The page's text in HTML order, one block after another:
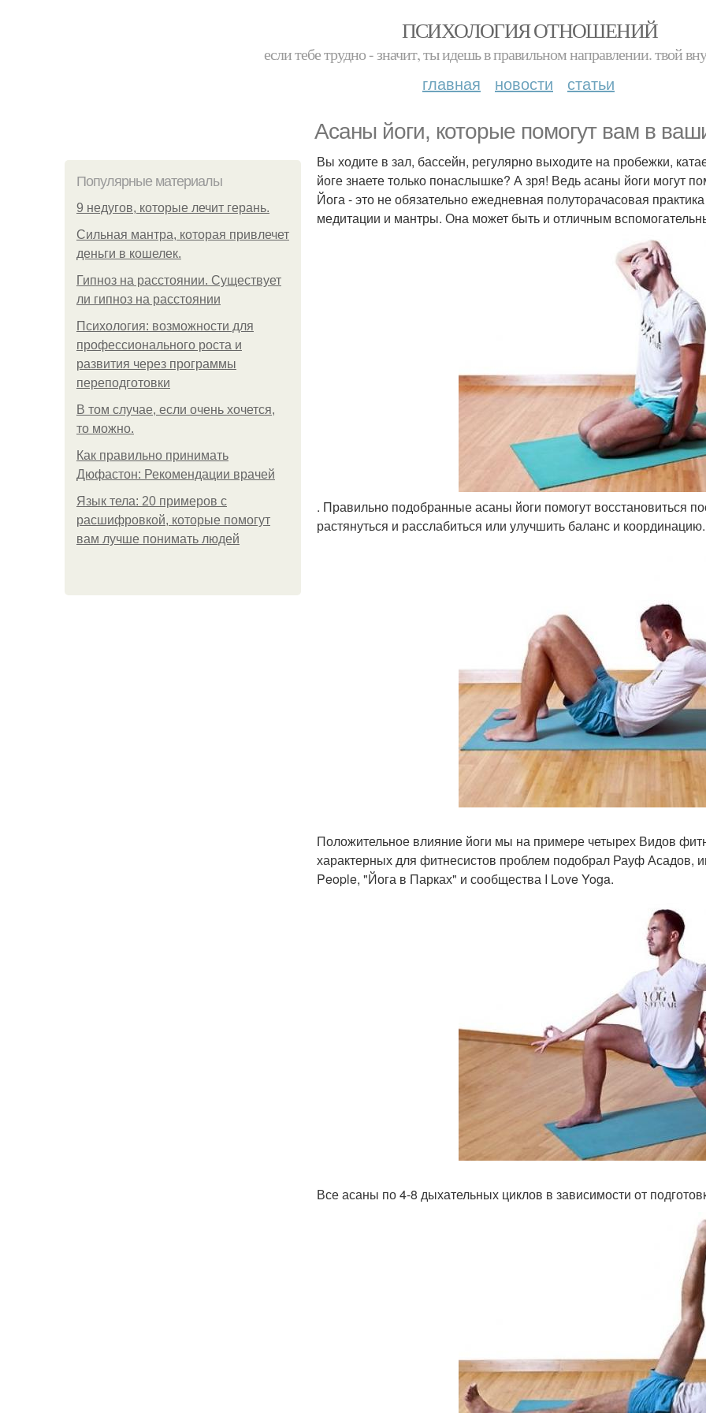
ПСИХОЛОГИЯ ОТНОШЕНИЙ
если тебе трудно - значит, ты идешь в правильном направлении. твой
главная новости статьи
Асаны йоги, которые помогут вам в
Популярные материалы
9 недугов, которые лечит герань.
Сильная мантра, которая привлечет
деньги в кошелек.
Гипноз на расстоянии. Существует
ли гипноз на расстоянии
Психология: возможности для
профессионального роста и
развития через программы
переподготовки
В том случае, если очень хочется,
то можно.
Как правильно принимать
Дюфастон: Рекомендации врачей
Язык тела: 20 примеров с
расшифровкой, которые помогут
вам лучше понимать людей
Вы ходите в зал, бассейн, регулярно выходите на пробежки,
йоге знаете только понаслышке? А зря! Ведь асаны йоги могут
Йога - это не обязательно ежедневная полуторачасовая
медитации и мантры. Она может быть и отличным
. Правильно подобранные асаны йоги помогут восстановиться
растянуться и расслабиться или улучшить баланс и координацию.
Положительное влияние йоги мы на примере четырех Видов
характерных для фитнесистов проблем подобрал Рауф Асадов,
People, "Йога в Парках" и сообщества I Love Yoga.
Все асаны по 4-8 дыхательных циклов в зависимости от